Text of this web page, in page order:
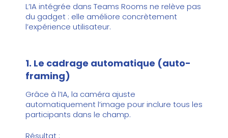
L’IA intégrée dans Teams Rooms ne relève pas
du gadget : elle améliore concrètement
l’expérience utilisateur.
1. Le cadrage automatique (auto-
framing)
Grâce à l’IA, la caméra ajuste
automatiquement l’image pour inclure tous les
participants dans le champ.
Résultat :